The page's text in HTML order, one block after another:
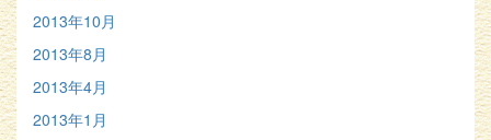
2013年10月
2013年8月
2013年4月
2013年1月